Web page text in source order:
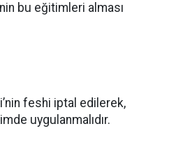
bu eğitimleri alması
feshi iptal edilerek,
uygulanmalıdır.